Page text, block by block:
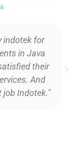
in Java
their
And
Indotek."